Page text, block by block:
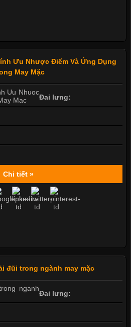
Ưu Nhược Điểm Và Ứng Dụng
May Mặc
Đai lưng:
Chi tiết »
đũi trong ngành may mặc
Đai lưng: